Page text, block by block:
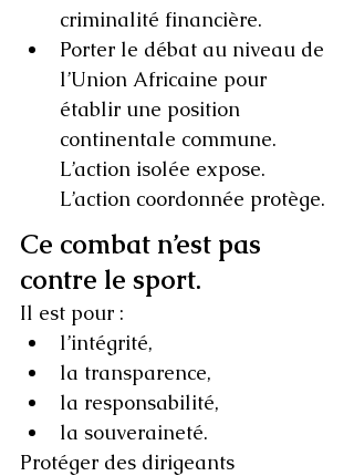
criminalité financière.
Porter le débat au niveau de
l’Union Africaine pour
établir une position
continentale commune.
L’action isolée expose.
L’action coordonnée protège.
Ce combat n’est pas
contre le sport.
Il est pour :
l’intégrité,
la transparence,
la responsabilité,
la souveraineté.
Protéger des dirigeants